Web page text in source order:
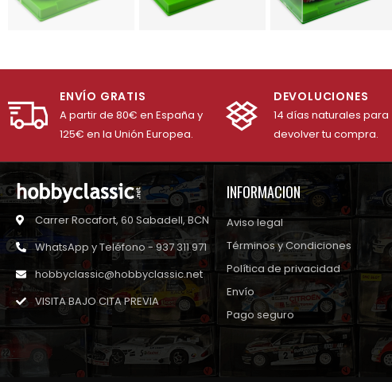
ENVÍO GRATIS
A partir de 80€ en España y
125€ en la Unión Europea.
DEVOLUCIONES
14 días naturales para
devolver tu compra.
Carrer Rocafort, 60 Sabadell, BCN
WhatsApp y Teléfono - 937 311 971
hobbyclassic@hobbyclassic.net
VISITA BAJO CITA PREVIA
INFORMACION
Aviso legal
Términos y Condiciones
Política de privacidad
Envío
Pago seguro